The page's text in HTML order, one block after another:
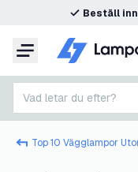
Beställ
Meny
Vad letar du efter?
Top 10 Vägglampor